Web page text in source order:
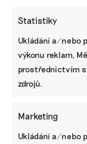
Statistiky
Ukládání a/nebo
výkonu reklam,
prostřednictvím
zdrojů.
Marketing
Ukládání a/nebo